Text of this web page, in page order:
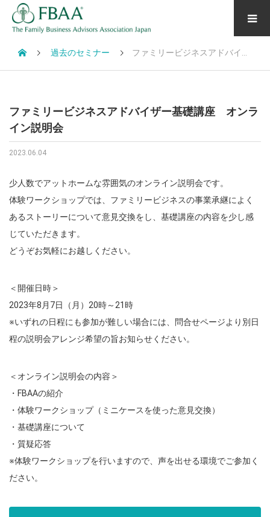
過去のセミナー ファミリービジネスアドバイザー基礎講座 オンライン説明会
ファミリービジネスアドバイザー基礎講座 オンラ
イン説明会
2023.06.04
少人数でアットホームな雰囲気のオンライン説明会です。
体験ワークショップでは、ファミリービジネスの事業承継によく
あるストーリーについて意見交換をし、基礎講座の内容を少し感
じていただきます。
どうぞお気軽にお越しください。
＜開催日時＞
2023年8月7日（月）20時～21時
※いずれの日程にも参加が難しい場合には、
問合せページより別日
程の説明会アレンジ希望の旨お知らせくださ い。
＜オンライン説明会の内容＞
・FBAAの紹介
・体験ワークショップ（ミニケースを使った意見交換）
・基礎講座について
・質疑応答
※体験ワークショップを行いますので、声を出せる環境でご参加く
ださい。